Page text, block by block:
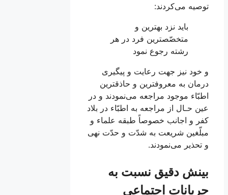
توصيه می‌كردند:
بايد نزد بهترين و
متخصّص‏ترين فرد در هر
رشته رجوع نمود
و خود نيز جهت رعايت و پيگيرى
درمان به معروف‏ترين و حاذق‏ترين
اطبّاء موجود مراجعه می‌نمودند و در
عين حـال از مراجعه به اطبّاء در بلاد
كفر و اجانب خصوصاً طبقه علماء و
مبلّغين شريعت به شدّت و حدّت نهى
و تحذير می‌‏نمودند.
بینش دقیق نسبت به
جریانات اجتماعی